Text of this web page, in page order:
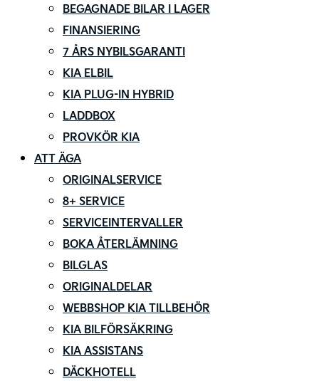
BEGAGNADE BILAR I LAGER
FINANSIERING
7 ÅRS NYBILSGARANTI
KIA ELBIL
KIA PLUG-IN HYBRID
LADDBOX
PROVKÖR KIA
ATT ÄGA
ORIGINALSERVICE
8+ SERVICE
SERVICEINTERVALLER
BOKA ÅTERLÄMNING
BILGLAS
ORIGINALDELAR
WEBBSHOP KIA TILLBEHÖR
KIA BILFÖRSÄKRING
KIA ASSISTANS
DÄCKHOTELL